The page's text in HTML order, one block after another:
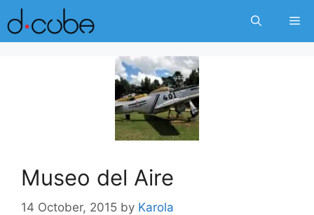
Skip
to
content
Museo del Aire
14 October, 2015 by Karola